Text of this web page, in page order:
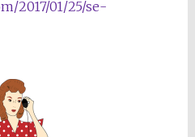
2017/01/25/se-